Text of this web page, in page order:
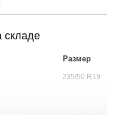
складе
Размер
235/50 R19